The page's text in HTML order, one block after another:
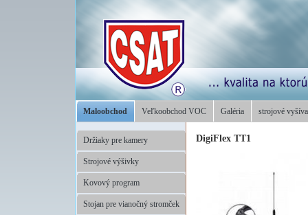
Maloobchod Veľkoobchod VOC Galéria strojové
Držiaky pre kamery
Strojové výšivky
Kovový program
Stojan pre vianočný stromček
DigiFlex TT1